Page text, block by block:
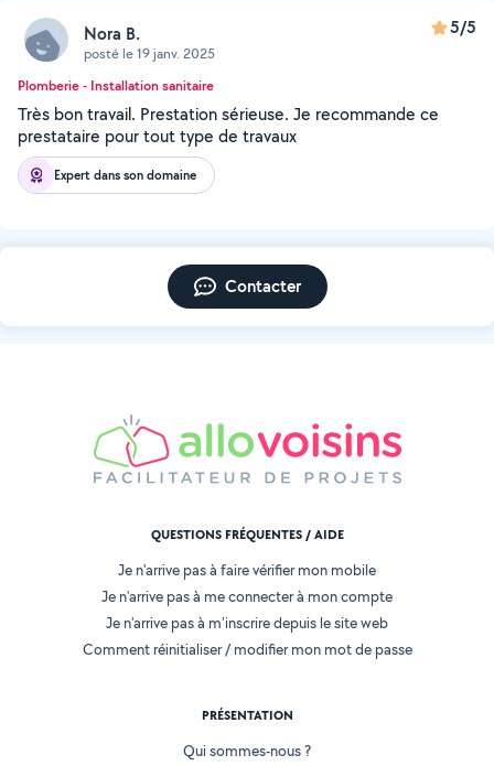
Nora B.
posté le 19 janv. 2025
5/5
Plomberie - Installation sanitaire
Très bon travail. Prestation sérieuse. Je recommande ce
prestataire pour tout type de travaux
Expert dans son domaine
Contacter
QUESTIONS FRÉQUENTES / AIDE
Je n'arrive pas à faire vérifier mon mobile
Je n'arrive pas à me connecter à mon compte
Je n'arrive pas à m'inscrire depuis le site web
Comment réinitialiser / modifier mon mot de passe
PRÉSENTATION
Qui sommes-nous ?